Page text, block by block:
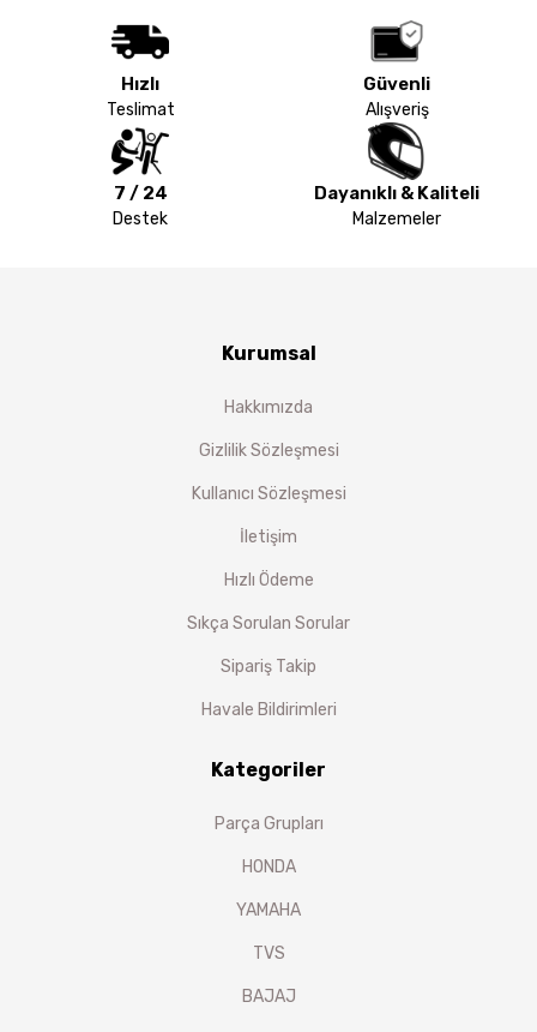
Hızlı
Teslimat
Güvenli
Alışveriş
7 / 24
Destek
Dayanıklı & Kaliteli
Malzemeler
Kurumsal
Hakkımızda
Gizlilik Sözleşmesi
Kullanıcı Sözleşmesi
İletişim
Hızlı Ödeme
Sıkça Sorulan Sorular
Sipariş Takip
Havale Bildirimleri
Kategoriler
Parça Grupları
HONDA
YAMAHA
TVS
BAJAJ